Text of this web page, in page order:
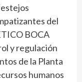
del
BOCA
y regulación
de la Planta
humanos